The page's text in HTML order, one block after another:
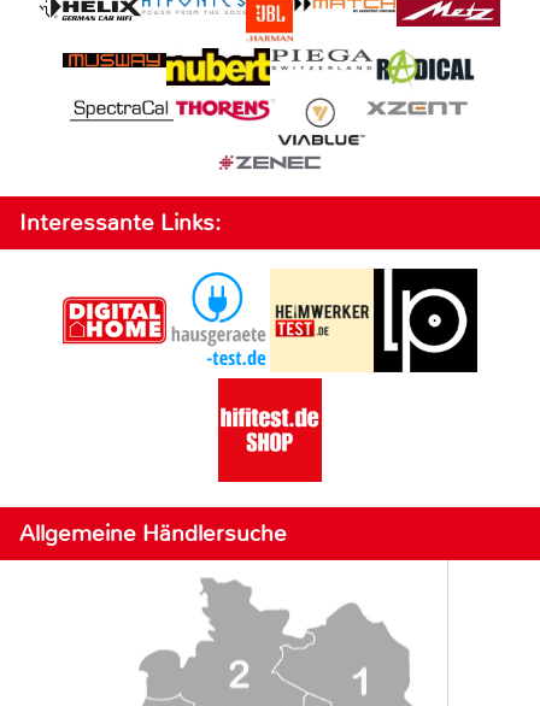
Interessante Links:
Allgemeine Händlersuche